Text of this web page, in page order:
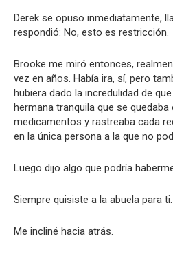
Derek se opuso inmediatamente,
respondió: No, esto es restricción.
Brooke me miró entonces,
vez en años. Había ira, sí, pero
hubiera dado la incredulidad de
hermana tranquila que se
medicamentos y rastreaba cada
en la única persona a la que no
Luego dijo algo que podría
Siempre quisiste a la abuela para ti.
Me incliné hacia atrás.